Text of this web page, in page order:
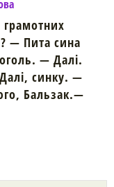
— Пита сина
— Далі.
синку. —
Бальзак.—